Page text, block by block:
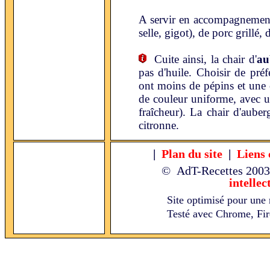
A servir en
selle, gigot), de porc grillé,
Cuite ainsi, la chair d'
pas d'huile. Choisir de
ont moins de pépins et une
de couleur uniforme, avec
fraîcheur). La chair
citronne.
| Plan du site | Liens
© AdT-Recettes
Site optimisé pour
Testé avec Chrome,